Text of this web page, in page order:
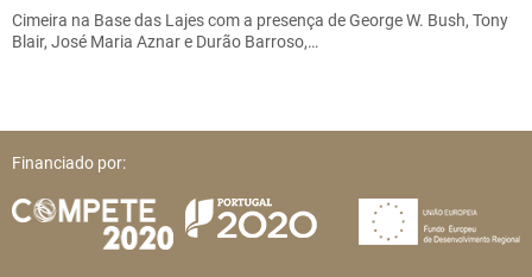
Cimeira na Base das Lajes com a presença de George W. Bush, Tony
Blair, José Maria Aznar e Durão Barroso,…
Financiado por: